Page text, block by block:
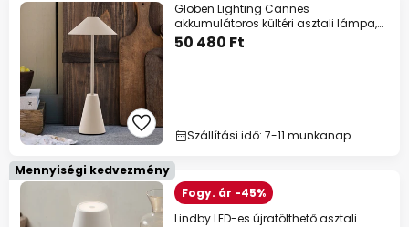
Globen Lighting Cannes
akkumulátoros kültéri asztali lámpa,
bézs, IP54
50 480 Ft
Szállítási idő: 7-11 munkanap
Mennyiségi kedvezmény
Fogy. ár -45%
Lindby LED-es újratölthető asztali